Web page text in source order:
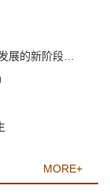
MORE+